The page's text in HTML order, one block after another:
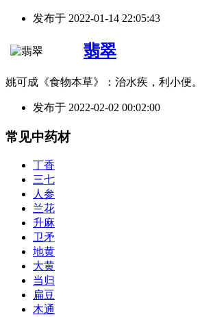
发布于 2022-01-14 22:05:43
翡翠
姚可成《食物本草》：治水疾，利小便。
发布于 2022-02-02 00:02:00
常见中药材
丁香
三七
人参
兰花
升麻
卫矛
地黄
大黄
当归
扁豆
木通